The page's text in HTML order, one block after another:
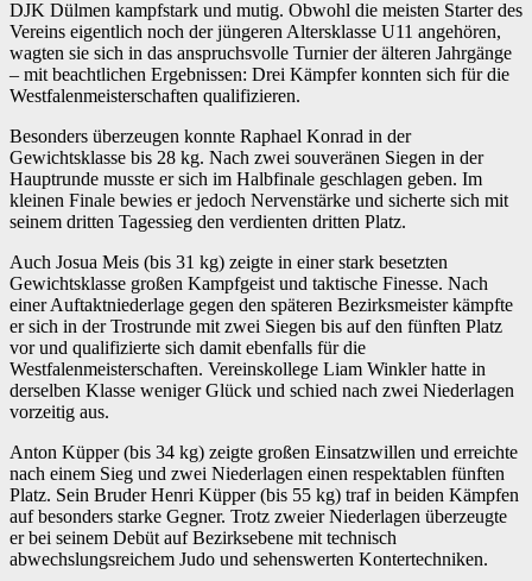
DJK Dülmen kampfstark und mutig. Obwohl die meisten Starter des
Vereins eigentlich noch der jüngeren Altersklasse U11 angehören,
wagten sie sich in das anspruchsvolle Turnier der älteren Jahrgänge
– mit beachtlichen Ergebnissen: Drei Kämpfer konnten sich für die
Westfalenmeisterschaften qualifizieren.
Besonders überzeugen konnte Raphael Konrad in der
Gewichtsklasse bis 28 kg. Nach zwei souveränen Siegen in der
Hauptrunde musste er sich im Halbfinale geschlagen geben. Im
kleinen Finale bewies er jedoch Nervenstärke und sicherte sich mit
seinem dritten Tagessieg den verdienten dritten Platz.
Auch Josua Meis (bis 31 kg) zeigte in einer stark besetzten
Gewichtsklasse großen Kampfgeist und taktische Finesse. Nach
einer Auftaktniederlage gegen den späteren Bezirksmeister kämpfte
er sich in der Trostrunde mit zwei Siegen bis auf den fünften Platz
vor und qualifizierte sich damit ebenfalls für die
Westfalenmeisterschaften. Vereinskollege Liam Winkler hatte in
derselben Klasse weniger Glück und schied nach zwei Niederlagen
vorzeitig aus.
Anton Küpper (bis 34 kg) zeigte großen Einsatzwillen und erreichte
nach einem Sieg und zwei Niederlagen einen respektablen fünften
Platz. Sein Bruder Henri Küpper (bis 55 kg) traf in beiden Kämpfen
auf besonders starke Gegner. Trotz zweier Niederlagen überzeugte
er bei seinem Debüt auf Bezirksebene mit technisch
abwechslungsreichem Judo und sehenswerten Kontertechniken.